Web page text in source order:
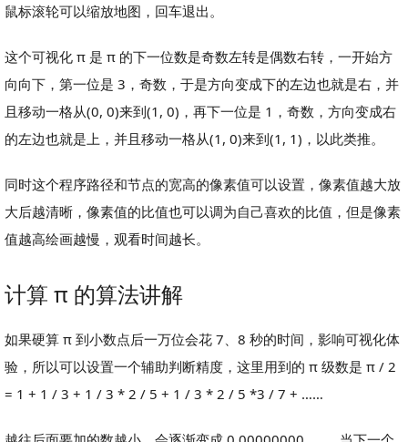
鼠标滚轮可以缩放地图，回车退出。
这个可视化 π 是 π 的下一位数是奇数左转是偶数右转，一开始方
向向下，第一位是 3，奇数，于是方向变成下的左边也就是右，并
且移动一格从(0, 0)来到(1, 0)，再下一位是 1，奇数，方向变成右
的左边也就是上，并且移动一格从(1, 0)来到(1, 1)，以此类推。
同时这个程序路径和节点的宽高的像素值可以设置，像素值越大放
大后越清晰，像素值的比值也可以调为自己喜欢的比值，但是像素
值越高绘画越慢，观看时间越长。
计算 π 的算法讲解
如果硬算 π 到小数点后一万位会花 7、8 秒的时间，影响可视化体
验，所以可以设置一个辅助判断精度，这里用到的 π 级数是 π / 2
= 1 + 1 / 3 + 1 / 3 * 2 / 5 + 1 / 3 * 2 / 5 *3 / 7 + ……